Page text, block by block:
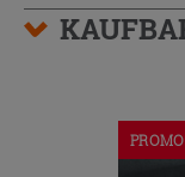
PROMO